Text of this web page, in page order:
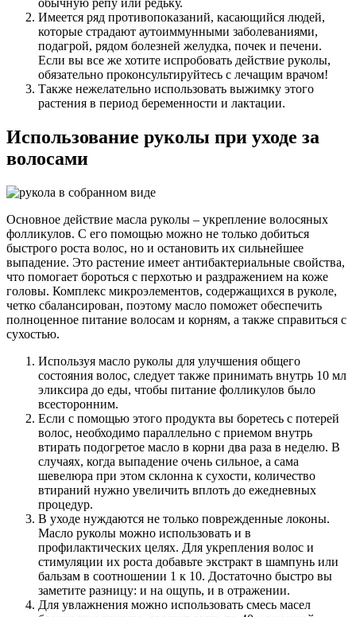
обычную репу или редьку.
Имеется ряд противопоказаний, касающийся людей,
которые страдают аутоиммунными заболеваниями,
подагрой, рядом болезней желудка, почек и печени.
Если вы все же хотите испробовать действие руколы,
обязательно проконсультируйтесь с лечащим врачом!
Также нежелательно использовать выжимку этого
растения в период беременности и лактации.
Использование руколы при уходе за
волосами
Основное действие масла руколы – укрепление волосяных
фолликулов. С его помощью можно не только добиться
быстрого роста волос, но и остановить их сильнейшее
выпадение. Это растение имеет антибактериальные свойства,
что помогает бороться с перхотью и раздражением на коже
головы. Комплекс микроэлементов, содержащихся в руколе,
четко сбалансирован, поэтому масло поможет обеспечить
полноценное питание волосам и корням, а также справиться с
сухостью.
Используя масло руколы для улучшения общего
состояния волос, следует также принимать внутрь 10 мл
эликсира до еды, чтобы питание фолликулов было
всесторонним.
Если с помощью этого продукта вы боретесь с потерей
волос, необходимо параллельно с приемом внутрь
втирать подогретое масло в корни два раза в неделю. В
случаях, когда выпадение очень сильное, а сама
шевелюра при этом склонна к сухости, количество
втираний нужно увеличить вплоть до ежедневных
процедур.
В уходе нуждаются не только поврежденные локоны.
Масло руколы можно использовать и в
профилактических целях. Для укрепления волос и
стимуляции их роста добавьте экстракт в шампунь или
бальзам в соотношении 1 к 10. Достаточно быстро вы
заметите разницу: и на ощупь, и в отражении.
Для увлажнения можно использовать смесь масел